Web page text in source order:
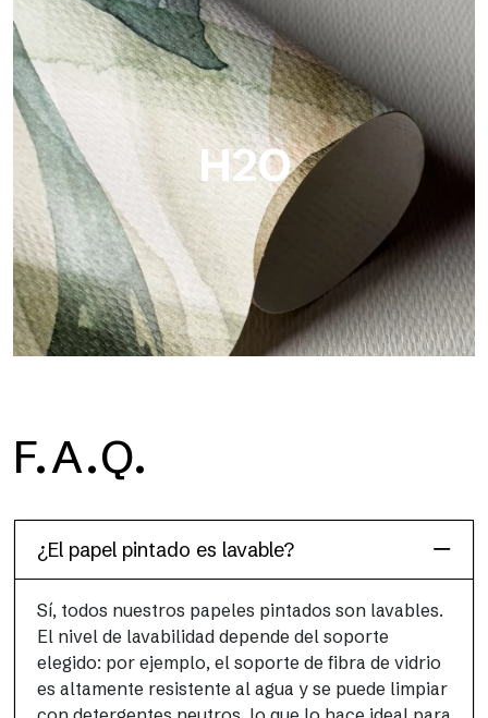
Metal
Metal es el papel pintado metálico de Tecnografica, con
reflejos metálicos únicos que resaltan los colores oro, plata,
cobre y ricos.
H2O
H2O es el papel pintado de baño de fibra de vidrio
impermeable, ideal para cabinas de ducha y ambientes
F.A.Q.
¿El papel pintado es lavable?
Sí, todos nuestros papeles pintados son lavables.
El nivel de lavabilidad depende del soporte
elegido: por ejemplo, el soporte de fibra de vidrio
es altamente resistente al agua y se puede limpiar